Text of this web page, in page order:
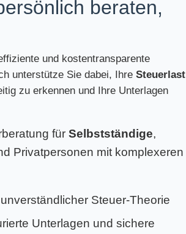
beraten,
und kostentransparente
unterstütze Sie dabei, Ihre Steuerlast
zu erkennen und Ihre Unterlagen
für Selbstständige,
Privatpersonen mit komplexeren
Steuer-Theorie
Unterlagen und sichere